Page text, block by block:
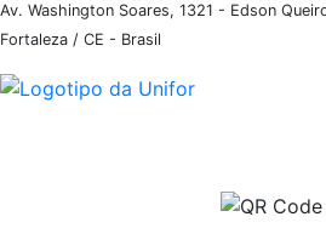
Av. Washington Soares, 1321 - Edson
Fortaleza / CE - Brasil